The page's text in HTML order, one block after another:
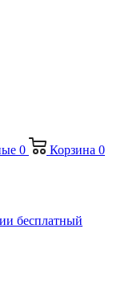
0 Корзина 0
бесплатный